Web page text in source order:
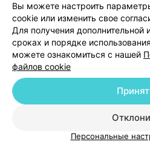
Обработка
© 2026 ООО «Артокс Лаб», УНП 191700409
Служба поддержки
Вы можете настроить
cookie или изменить свое
Для получения дополнительной
сроках и порядке
можете ознакомиться с нашей
файлов cookie
Персональные